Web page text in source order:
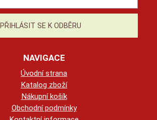
NAVIGACE
Úvodní strana
Katalog zboží
Nákupní košík
Obchodní podmínky